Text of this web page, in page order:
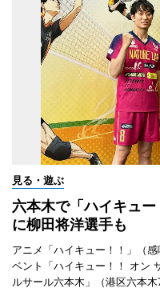
見る・遊ぶ
六本木で「ハイキュ
に柳田将洋選手も
アニメ「ハイキュー！！」（
ベント「ハイキュー！！ オン
ルサール六本木」（港区六本木